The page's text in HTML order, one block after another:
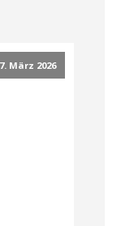
März 2026